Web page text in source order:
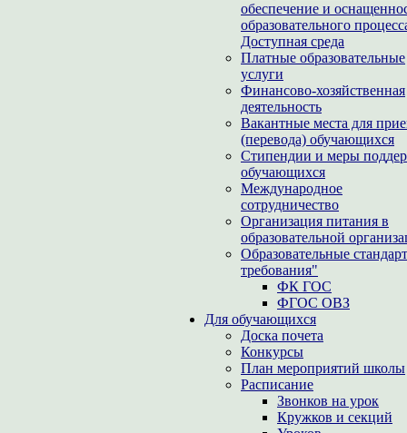
обеспечение и
образовательного
Доступная среда
Платные образовательные
услуги
Финансово-хозяйственная
деятельность
Вакантные места для
(перевода) обучающихся
Стипендии и меры
обучающихся
Международное
сотрудничество
Организация питания в
образовательной
Образовательные
требования"
ФК ГОС
ФГОС ОВЗ
Для обучающихся
Доска почета
Конкурсы
План мероприятий школы
Расписание
Звонков на урок
Кружков и секций